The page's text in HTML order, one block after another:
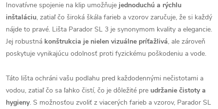
Inovatívne spojenie na klip umožňuje jednoduchú a rýchlu
inštaláciu, zatiaľ čo široká škála farieb a vzorov zaručuje, že si každý
nájde to pravé. Lišta Parador SL 3 je synonymom kvality a elegancie.
Jej robustná konštrukcia je nielen vizuálne príťažlivá, ale zároveň
poskytuje vynikajúcu odolnosť proti fyzickému poškodeniu a vode.
Táto lišta ochráni vašu podlahu pred každodennými nečistotami a
vodou, zatiaľ čo sa ľahko čistí, čo je dôležité pre udržanie čistoty a
hygieny. S možnosťou zvoliť z viacerých farieb a vzorov, Parador SL